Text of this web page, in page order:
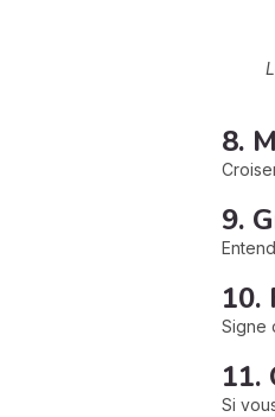
8.
9.
10.
Signe
11.
Si